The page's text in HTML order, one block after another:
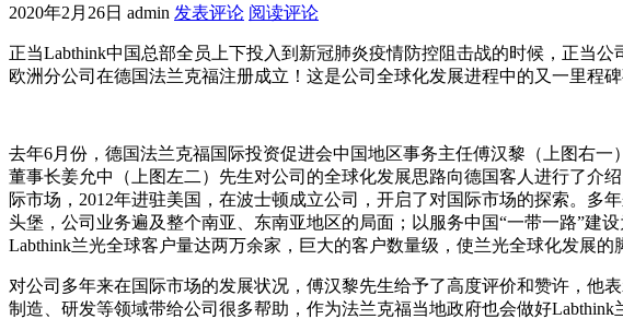
2020年2月26日 admin 发表评论 阅读评论
正当Labthink中国总部全员上下投入到新冠肺炎疫情防控阻击战的时候，正当
欧洲分公司在德国法兰克福注册成立！这是公司全球化发展进程中的又一里程碑
去年6月份，德国法兰克福国际投资促进会中国地区事务主任傅汉黎（上图右
董事长姜允中（上图左二）先生对公司的全球化发展思路向德国客人进行了介
际市场，2012年进驻美国，在波士顿成立公司，开启了对国际市场的探索。
头堡，公司业务遍及整个南亚、东南亚地区的局面；以服务中国“一带一路”建
Labthink兰光全球客户量达两万余家，巨大的客户数量级，使兰光全球化发展的
对公司多年来在国际市场的发展状况，傅汉黎先生给予了高度评价和赞许，他
制造、研发等领域带给公司很多帮助，作为法兰克福当地政府也会做好